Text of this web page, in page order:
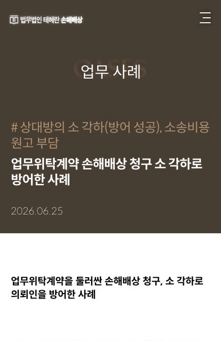
CASES
업무 사례
상대방의 소 각하(방어 성공), 소송비용
원고 부담
업무위탁계약 손해배상 청구 소 각하로
방어한 사례
2026.06.25
업무위탁계약을 둘러싼 손해배상 청구, 소 각하로
의뢰인을 방어한 사례